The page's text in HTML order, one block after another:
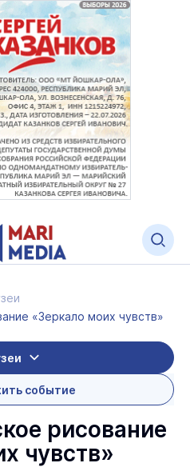
«Зеркало моих чувств»
событие
рисование
чувств»